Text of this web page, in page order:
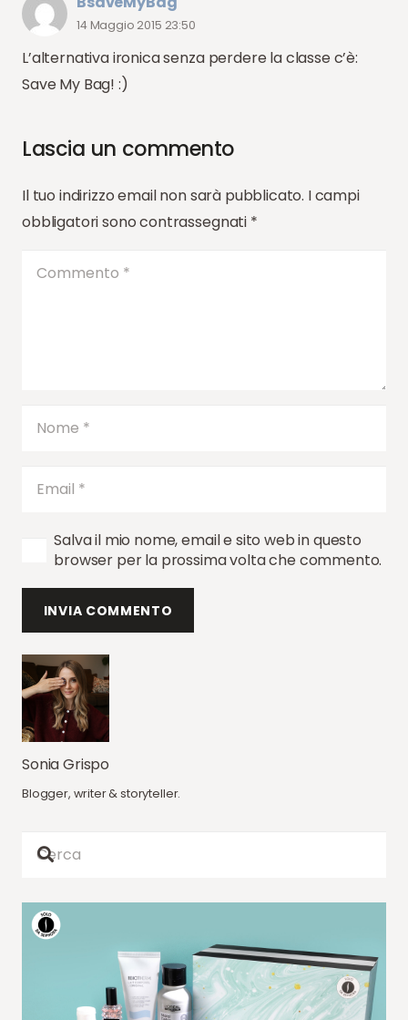
14 Maggio 2015 23:50
L’alternativa ironica senza perdere la classe c’è:
Save My Bag! :)
Lascia un commento
Il tuo indirizzo email non sarà pubblicato. I campi
obbligatori sono contrassegnati *
Salva il mio nome, email e sito web in questo
browser per la prossima volta che commento.
INVIA COMMENTO
Sonia Grispo
Blogger, writer & storyteller.